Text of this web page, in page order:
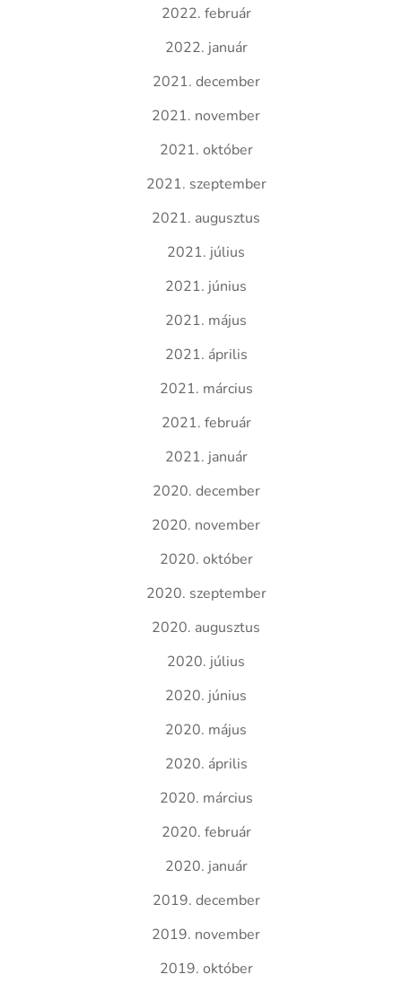
2022. február
2022. január
2021. december
2021. november
2021. október
2021. szeptember
2021. augusztus
2021. július
2021. június
2021. május
2021. április
2021. március
2021. február
2021. január
2020. december
2020. november
2020. október
2020. szeptember
2020. augusztus
2020. július
2020. június
2020. május
2020. április
2020. március
2020. február
2020. január
2019. december
2019. november
2019. október